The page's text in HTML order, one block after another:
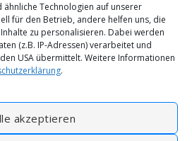
Technologien auf unserer
für den Betrieb, andere helfen uns, die
zu personalisieren. Dabei werden
(z.B. IP-Adressen) verarbeitet und
USA übermittelt. Weitere Informationen
.
akzeptieren